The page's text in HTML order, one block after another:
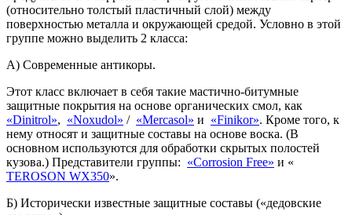
(относительно толстый пластичный слой) между
поверхностью металла и окружающей средой. Условно в этой
группе можно выделить 2 класса:
А) Современные антикоры.
Этот класс включает в себя такие мастично-битумные
защитные покрытия на основе органических смол, как
«Dinitrol», «Noxudol» / «Mercasol» и «Finikor». Кроме того, к
нему относят и защитные составы на основе воска. (В
основном используются для обработки скрытых полостей
кузова.) Представители группы: «Сorrosion Free» и «
TEROSON WX350».
Б) Исторически известные защитные составы («дедовские